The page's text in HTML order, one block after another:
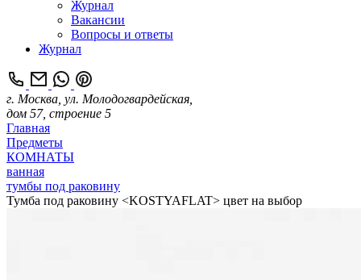
Журнал
Вакансии
Вопросы и ответы
Журнал
г. Москва, ул. Молодогвардейская,
дом 57, строение 5
Главная
Предметы
КОМНАТЫ
ванная
тумбы под раковину
Тумба под раковину <KOSTYAFLAT> цвет на выбор